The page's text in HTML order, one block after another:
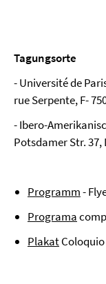
Tagungsorte
- Université de
rue Serpente, F-
- Ibero-
Potsdamer Str. 37,
Programm-
Programa
Plakat